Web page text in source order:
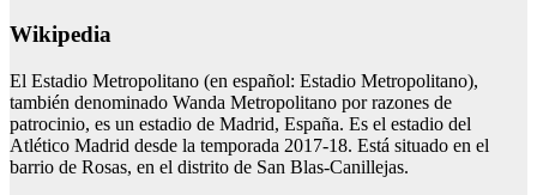
Wikipedia
El Estadio Metropolitano (en español: Estadio Metropolitano),
también denominado Wanda Metropolitano por razones de
patrocinio, es un estadio de Madrid, España. Es el estadio del
Atlético Madrid desde la temporada 2017-18. Está situado en el
barrio de Rosas, en el distrito de San Blas-Canillejas.